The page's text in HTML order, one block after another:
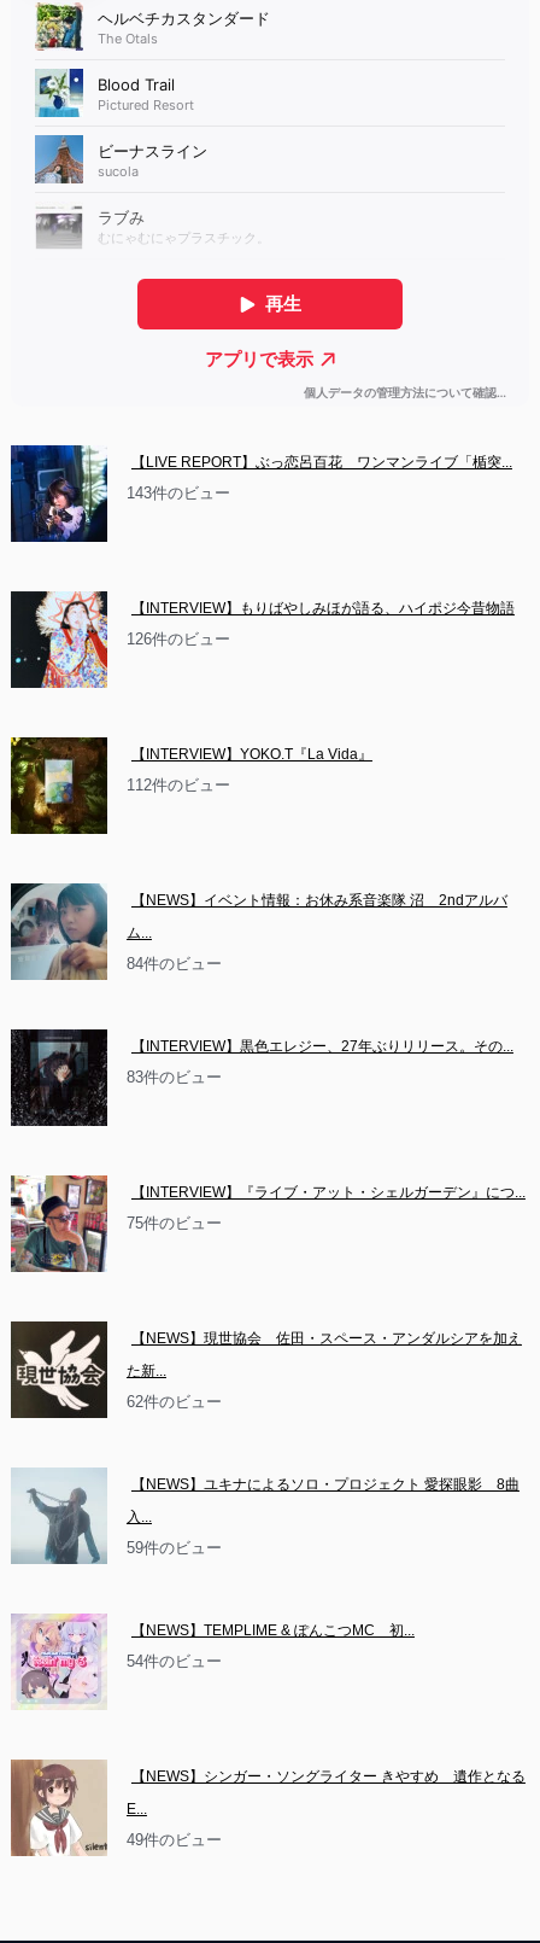
【LIVE REPORT】ぶっ恋呂百花　ワンマンライブ「楯突...
143件のビュー
【INTERVIEW】もりばやしみほが語る、ハイポジ今昔物語
126件のビュー
【INTERVIEW】YOKO.T『La Vida』
112件のビュー
【NEWS】イベント情報：お休み系音楽隊 沼　2ndアルバ
ム...
84件のビュー
【INTERVIEW】黒色エレジー、27年ぶりリリース。その...
83件のビュー
【INTERVIEW】『ライブ・アット・シェルガーデン』につ...
75件のビュー
【NEWS】現世協会　佐田・スペース・アンダルシアを加え
た新...
62件のビュー
【NEWS】ユキナによるソロ・プロジェクト 愛探眼影　8曲
入...
59件のビュー
【NEWS】TEMPLIME & ぽんこつMC　初...
54件のビュー
【NEWS】シンガー・ソングライター きやすめ　遺作となる
E...
49件のビュー